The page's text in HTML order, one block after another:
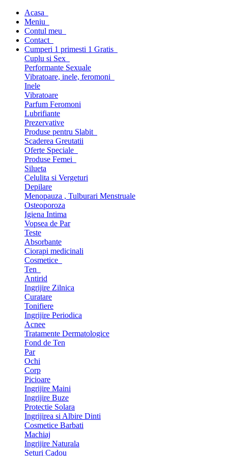
Acasa
Meniu
Contul meu
Contact
Cumperi 1 primesti 1 Gratis
Cuplu si Sex
Performante Sexuale
Vibratoare, inele, feromoni
Inele
Vibratoare
Parfum Feromoni
Lubrifiante
Prezervative
Produse pentru Slabit
Scaderea Greutatii
Oferte Speciale
Produse Femei
Silueta
Celulita si Vergeturi
Depilare
Menopauza , Tulburari Menstruale
Osteoporoza
Igiena Intima
Vopsea de Par
Teste
Absorbante
Ciorapi medicinali
Cosmetice
Ten
Antirid
Ingrijire Zilnica
Curatare
Tonifiere
Ingrijire Periodica
Acnee
Tratamente Dermatologice
Fond de Ten
Par
Ochi
Corp
Picioare
Ingrijire Maini
Ingrijire Buze
Protectie Solara
Ingrijirea si Albire Dinti
Cosmetice Barbati
Machiaj
Ingrijire Naturala
Seturi Cadou